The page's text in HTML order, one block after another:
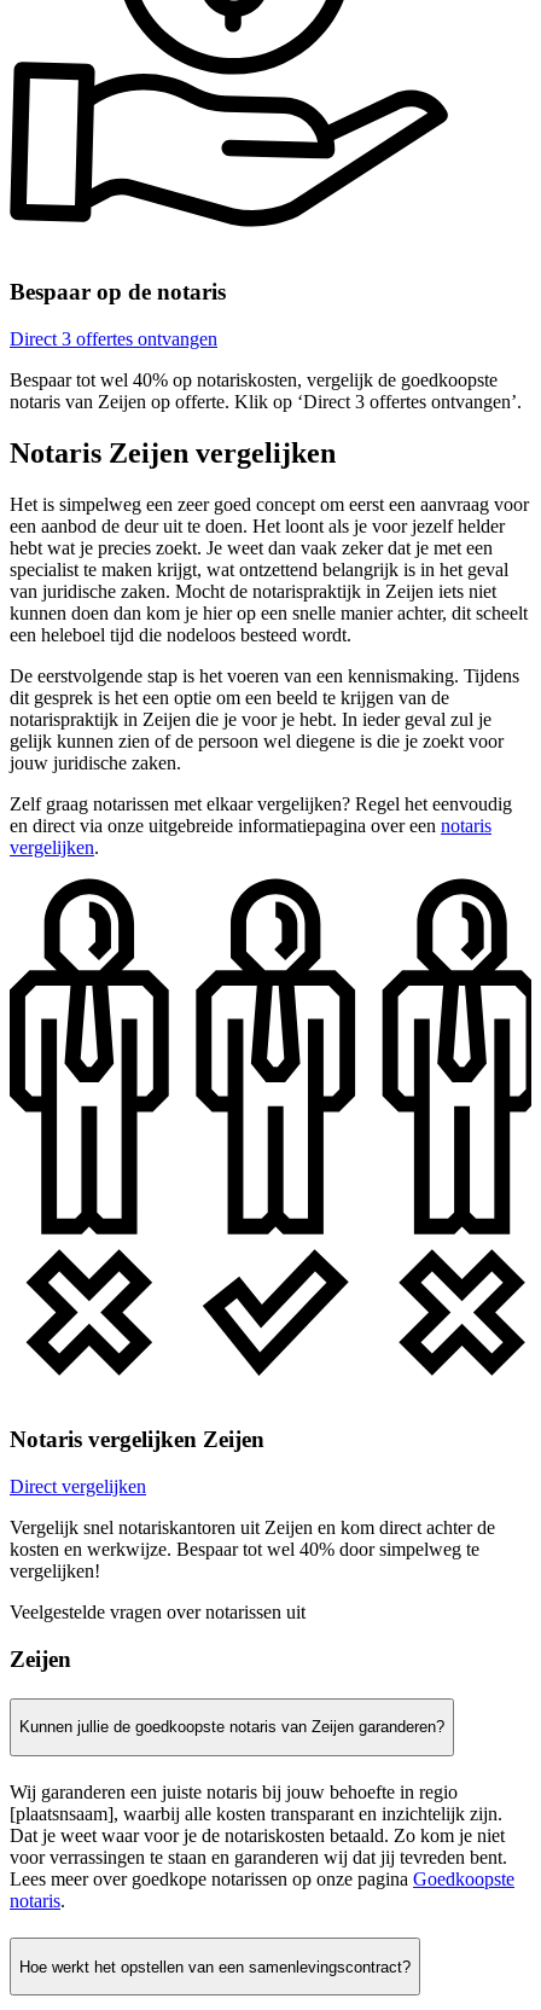
Bespaar op de notaris
Direct 3 offertes ontvangen
Bespaar tot wel 40% op notariskosten, vergelijk de goedkoopste
notaris van Zeijen op offerte. Klik op ‘Direct 3 offertes ontvangen’.
Notaris Zeijen vergelijken
Het is simpelweg een zeer goed concept om eerst een aanvraag voor
een aanbod de deur uit te doen. Het loont als je voor jezelf helder
hebt wat je precies zoekt. Je weet dan vaak zeker dat je met een
specialist te maken krijgt, wat ontzettend belangrijk is in het geval
van juridische zaken. Mocht de notarispraktijk in Zeijen iets niet
kunnen doen dan kom je hier op een snelle manier achter, dit scheelt
een heleboel tijd die nodeloos besteed wordt.
De eerstvolgende stap is het voeren van een kennismaking. Tijdens
dit gesprek is het een optie om een beeld te krijgen van de
notarispraktijk in Zeijen die je voor je hebt. In ieder geval zul je
gelijk kunnen zien of de persoon wel diegene is die je zoekt voor
jouw juridische zaken.
Zelf graag notarissen met elkaar vergelijken? Regel het eenvoudig
en direct via onze uitgebreide informatiepagina over een notaris
vergelijken.
Notaris vergelijken Zeijen
Direct vergelijken
Vergelijk snel notariskantoren uit Zeijen en kom direct achter de
kosten en werkwijze. Bespaar tot wel 40% door simpelweg te
vergelijken!
Veelgestelde vragen over notarissen uit
Zeijen
Kunnen jullie de goedkoopste notaris van Zeijen garanderen?
Wij garanderen een juiste notaris bij jouw behoefte in regio
[plaatsnsaam], waarbij alle kosten transparant en inzichtelijk zijn.
Dat je weet waar voor je de notariskosten betaald. Zo kom je niet
voor verrassingen te staan en garanderen wij dat jij tevreden bent.
Lees meer over goedkope notarissen op onze pagina Goedkoopste
notaris.
Hoe werkt het opstellen van een samenlevingscontract?